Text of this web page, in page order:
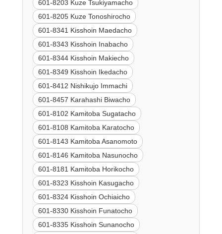
601-8203 Kuze Tsukiyamacho
601-8205 Kuze Tonoshirocho
601-8341 Kisshoin Maedacho
601-8343 Kisshoin Inabacho
601-8344 Kisshoin Makiecho
601-8349 Kisshoin Ikedacho
601-8412 Nishikujo Immachi
601-8457 Karahashi Biwacho
601-8102 Kamitoba Sugatacho
601-8108 Kamitoba Karatocho
601-8143 Kamitoba Asanomoto
601-8146 Kamitoba Nasunocho
601-8181 Kamitoba Horikocho
601-8323 Kisshoin Kasugacho
601-8324 Kisshoin Ochiaicho
601-8330 Kisshoin Funatocho
601-8335 Kisshoin Sunanocho